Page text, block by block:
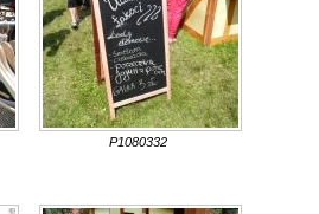
P1080332